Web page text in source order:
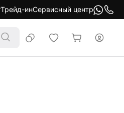
Трейд-инСервисный центр